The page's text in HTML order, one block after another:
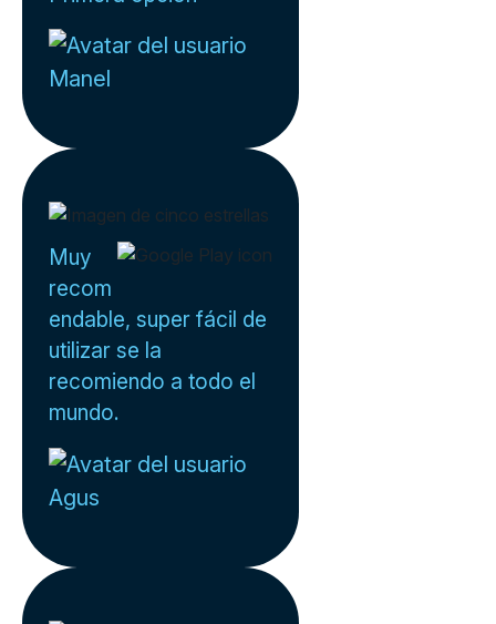
Manel
Muy
recom
endable, super fácil de
utilizar se la
recomiendo a todo el
mundo.
Agus